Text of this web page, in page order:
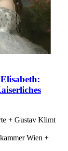
+ Gustav Klimt
Wien +